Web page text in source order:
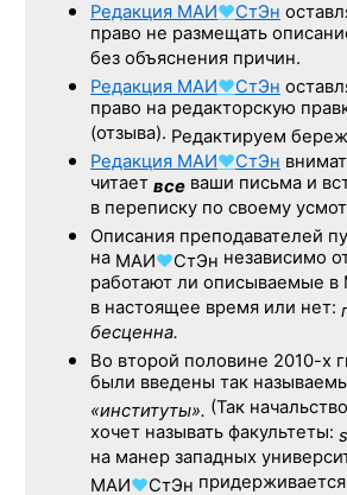
Редакция МАИ♥СтЭн
право не размещать
без объяснения причин.
Редакция МАИ♥СтЭн
право на редакторскую
(отзыва). Редактируем
Редакция МАИ♥СтЭн
читает все ваши письма и
в переписку по своему
Описания преподавателей
на МАИ♥СтЭн независимо
работают ли описываемые
в настоящее время или нет:
бесценна.
Во второй половине 2010-х
были введены так
«институты». (Так
хочет называть факультеты:
на манер западных
МАИ♥СтЭн